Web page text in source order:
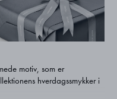
motiv, som er
hverdagssmykker i